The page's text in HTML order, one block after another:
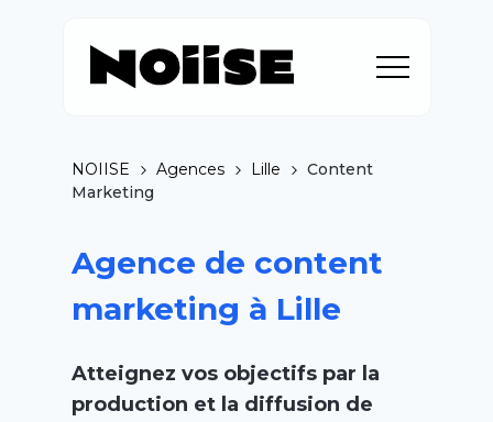
NOIISE Agences Lille
Content
Marketing
Agence de content
marketing à Lille
Atteignez vos objectifs par la
production et la diffusion de